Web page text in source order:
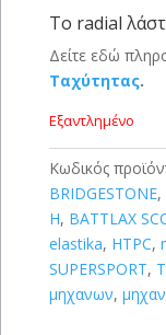
Το radial
Δείτε εδώ
Ταχύτητας.
Εξαντλημένο
Κωδικός
BRIDGESTONE,
H, BATTLAX
elastika, HTPC,
SUPERSPORT,
μηχανων,